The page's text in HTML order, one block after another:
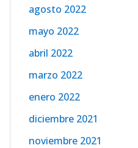
agosto 2022
mayo 2022
abril 2022
marzo 2022
enero 2022
diciembre 2021
noviembre 2021